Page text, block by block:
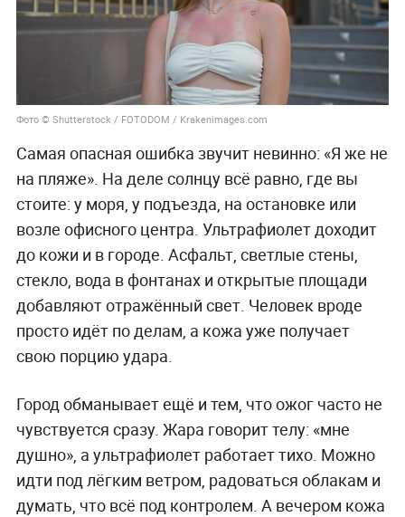
Фото © Shutterstock / FOTODOM / Krakenimages.com
Самая опасная ошибка звучит невинно: «Я же не
на пляже». На деле солнцу всё равно, где вы
стоите: у моря, у подъезда, на остановке или
возле офисного центра. Ультрафиолет доходит
до кожи и в городе. Асфальт, светлые стены,
стекло, вода в фонтанах и открытые площади
добавляют отражённый свет. Человек вроде
просто идёт по делам, а кожа уже получает
свою порцию удара.
Город обманывает ещё и тем, что ожог часто не
чувствуется сразу. Жара говорит телу: «мне
душно», а ультрафиолет работает тихо. Можно
идти под лёгким ветром, радоваться облакам и
думать, что всё под контролем. А вечером кожа